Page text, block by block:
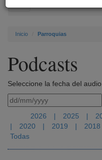
navigation
Inicio Parroquias
Podcasts
Seleccione la fecha del
2026 | 2025 |
|
2020 | 2019 | 2018
Todas